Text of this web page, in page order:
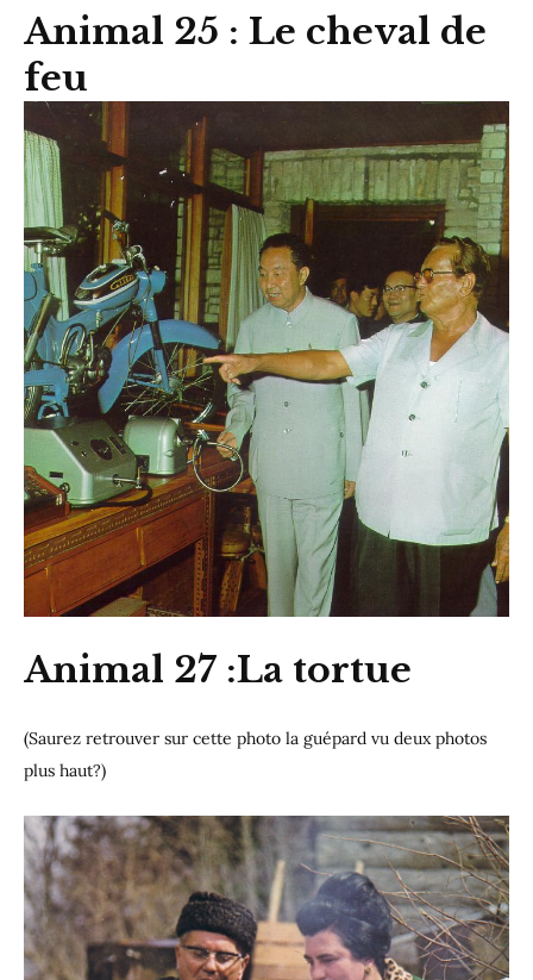
Animal 25 : Le cheval de
feu
Animal 27 :La tortue
(Saurez retrouver sur cette photo la guépard vu deux photos
plus haut?)